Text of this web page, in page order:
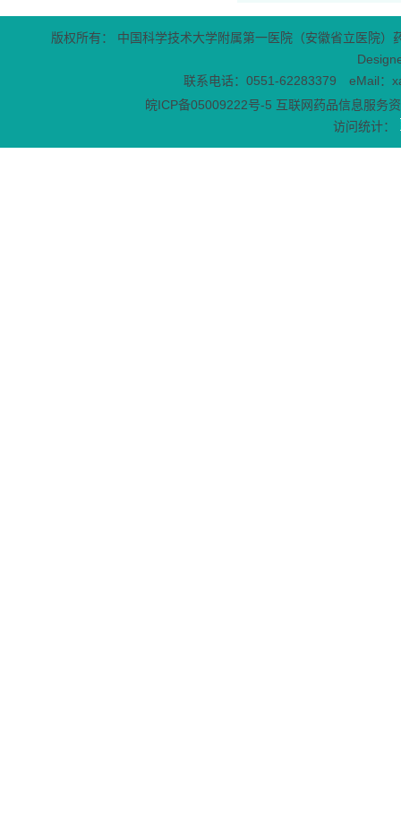
版权所有： 中国科学技术大学附属第一医院（安徽省立医院
联系电话：0551-62283379 eMail：
皖ICP备05009222号-5 互联网药品信息服务
访问统计：